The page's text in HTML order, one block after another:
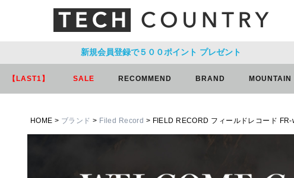
新規会員登録で５００ポイント プレゼント
【LAST1】 SALE RECOMMEND BRAND MOUNTAIN
HOME ブランド Filed Record FIELD RECORD フィールドレコード